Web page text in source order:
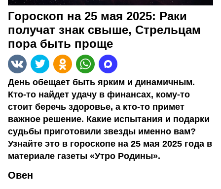
Гороскоп на 25 мая 2025: Раки
получат знак свыше, Стрельцам
пора быть проще
День обещает быть ярким и динамичным.
Кто-то найдет удачу в финансах, кому-то
стоит беречь здоровье, а кто-то примет
важное решение. Какие испытания и подарки
судьбы приготовили звезды именно вам?
Узнайте это в гороскопе на 25 мая 2025 года в
материале газеты «Утро Родины».
Овен